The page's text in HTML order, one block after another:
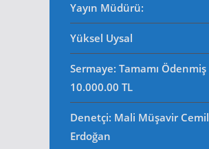
Yayın Müdürü:
Yüksel Uysal
Sermaye: Tamamı Ödenmiş
10.000.00 TL
Denetçi: Mali Müşavir Cemil
Erdoğan